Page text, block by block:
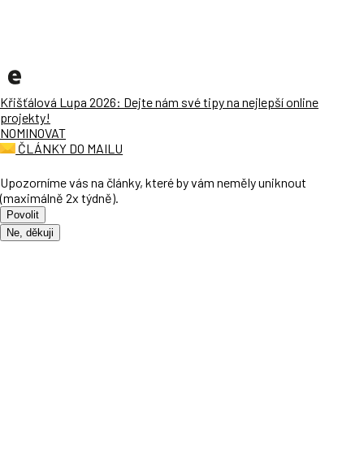
Křišťálová Lupa 2026: Dejte nám své tipy na nejlepší online
projekty!
NOMINOVAT
ČLÁNKY DO MAILU
Upozorníme vás na články, které by vám neměly uniknout
(maximálně 2x týdně).
Povolit
Ne, děkuji